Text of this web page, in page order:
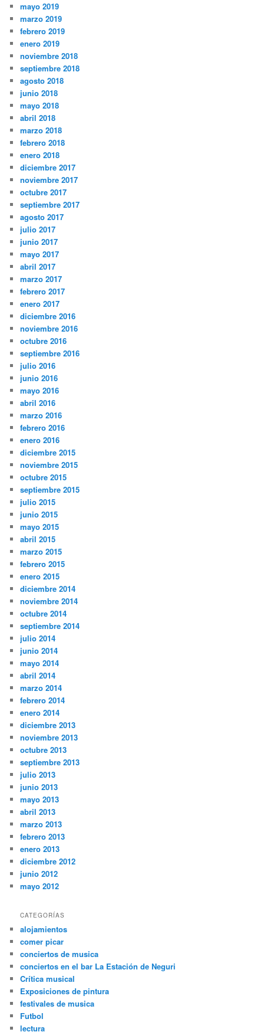
mayo 2019
marzo 2019
febrero 2019
enero 2019
noviembre 2018
septiembre 2018
agosto 2018
junio 2018
mayo 2018
abril 2018
marzo 2018
febrero 2018
enero 2018
diciembre 2017
noviembre 2017
octubre 2017
septiembre 2017
agosto 2017
julio 2017
junio 2017
mayo 2017
abril 2017
marzo 2017
febrero 2017
enero 2017
diciembre 2016
noviembre 2016
octubre 2016
septiembre 2016
julio 2016
junio 2016
mayo 2016
abril 2016
marzo 2016
febrero 2016
enero 2016
diciembre 2015
noviembre 2015
octubre 2015
septiembre 2015
julio 2015
junio 2015
mayo 2015
abril 2015
marzo 2015
febrero 2015
enero 2015
diciembre 2014
noviembre 2014
octubre 2014
septiembre 2014
julio 2014
junio 2014
mayo 2014
abril 2014
marzo 2014
febrero 2014
enero 2014
diciembre 2013
noviembre 2013
octubre 2013
septiembre 2013
julio 2013
junio 2013
mayo 2013
abril 2013
marzo 2013
febrero 2013
enero 2013
diciembre 2012
junio 2012
mayo 2012
CATEGORÍAS
alojamientos
comer picar
conciertos de musica
conciertos en el bar La Estación de Neguri
Crítica musical
Exposiciones de pintura
festivales de musica
Futbol
lectura